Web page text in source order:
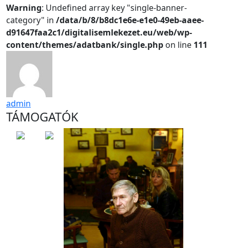
Warning: Undefined array key "single-banner-
category" in /data/b/8/b8dc1e6e-e1e0-49eb-aaee-
d91647faa2c1/digitalisemlekezet.eu/web/wp-
content/themes/adatbank/single.php on line 111
admin
TÁMOGATÓK